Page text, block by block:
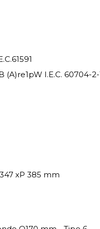
(A)re1pW I.E.C. 60704-2-
xP 385 mm